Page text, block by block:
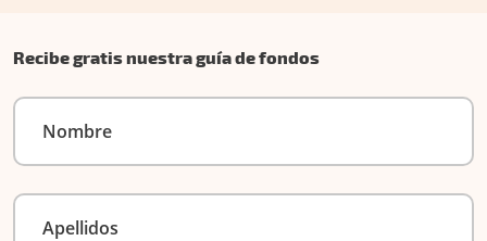
Recibe gratis nuestra guía de fondos